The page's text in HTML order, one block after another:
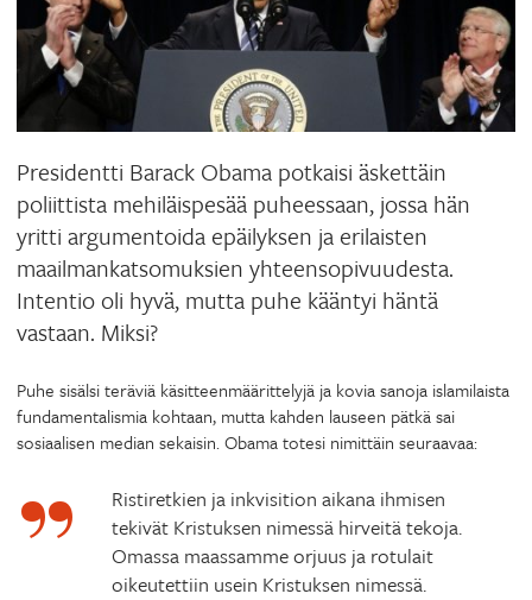
Presidentti Barack Obama potkaisi äskettäin
poliittista mehiläispesää puheessaan, jossa hän
yritti argumentoida epäilyksen ja erilaisten
maailmankatsomuksien yhteensopivuudesta.
Intentio oli hyvä, mutta puhe kääntyi häntä
vastaan. Miksi?
Puhe sisälsi teräviä käsitteenmäärittelyjä ja kovia sanoja islamilaista
fundamentalismia kohtaan, mutta kahden lauseen pätkä sai
sosiaalisen median sekaisin. Obama totesi nimittäin seuraavaa:
Ristiretkien ja inkvisition aikana ihmisen
tekivät Kristuksen nimessä hirveitä tekoja.
Omassa maassamme orjuus ja rotulait
oikeutettiin usein Kristuksen nimessä.